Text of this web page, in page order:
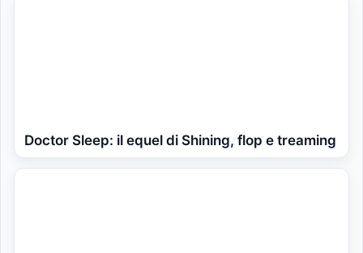
Doctor Sleep: il equel di Shining, flop e treaming